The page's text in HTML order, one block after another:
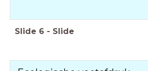
Slide 6 - Slide